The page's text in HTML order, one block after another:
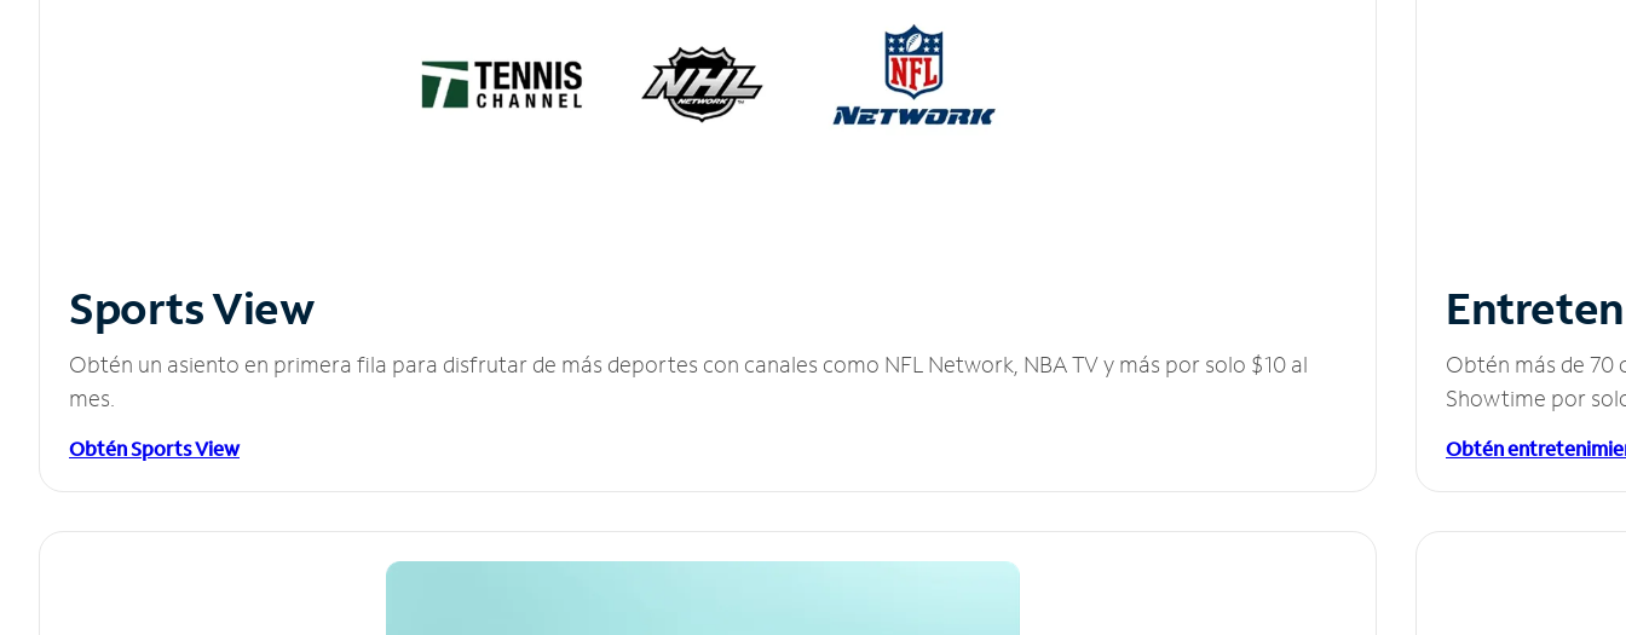
Sports View
Obtén un asiento en primera fila para disfrutar de más deportes con canales como NFL Network, NBA TV y más por solo $10 al
mes.
Obtén Sports View
Obtén más de 70
Showtime por
Obtén